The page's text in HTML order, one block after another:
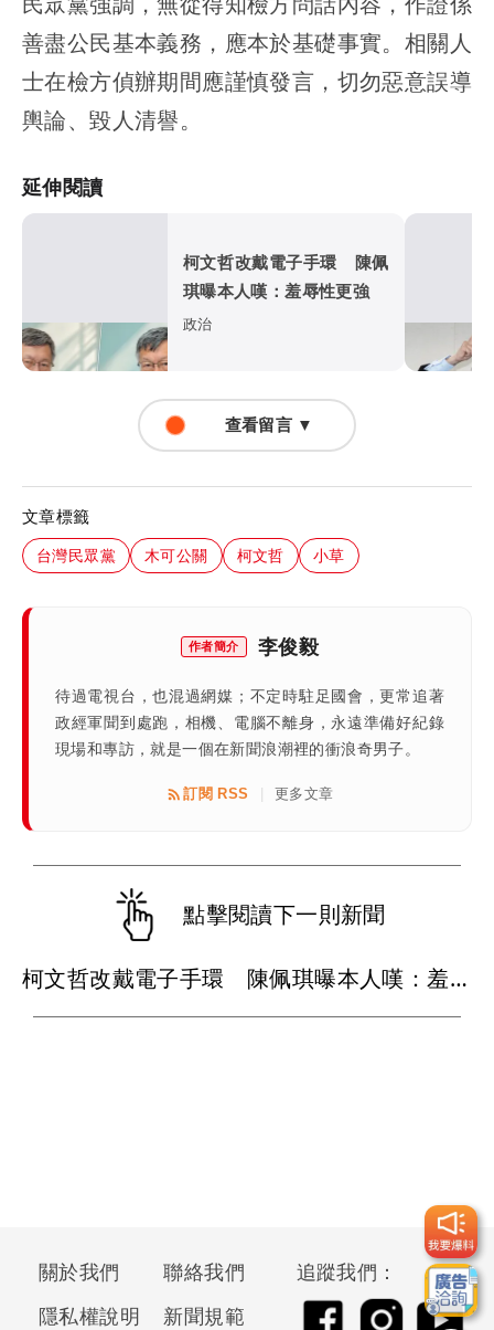
善盡公民基本義務，應本於基礎事實。相關人
士在檢方偵辦期間應謹慎發言，切勿惡意誤導
輿論、毀人清譽。
延伸閱讀
柯文哲改戴電子手環 陳佩
琪曝本人嘆：羞辱性更強
政治
查看留言 ▼
文章標籤
台灣民眾黨 木可公關 柯文哲 小草
作者簡介 李俊毅
待過電視台，也混過網媒；不定時駐足國會，更常追著
政經軍聞到處跑，相機、電腦不離身，永遠準備好紀錄
現場和專訪，就是一個在新聞浪潮裡的衝浪奇男子。
訂閱 RSS 更多文章
點擊閱讀下一則新聞
柯文哲改戴電子手環 陳佩琪曝本人嘆：羞辱性更強
關於我們
聯絡我們
隱私權說明
新聞規範
追蹤我們：